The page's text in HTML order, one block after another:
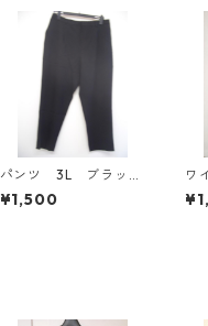
パンツ 3L ブラッ
ク IY-4525
¥1,500
ワ
ブ